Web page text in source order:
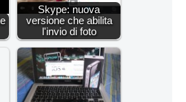
Skype: nuova
versione che abilita
l'invio di foto